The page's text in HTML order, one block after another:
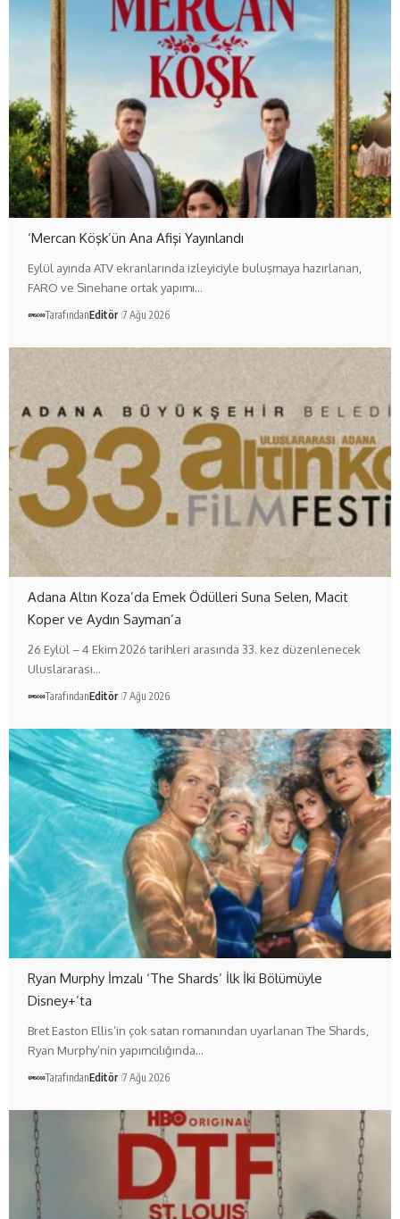
‘Mercan Köşk’ün Ana Afişi Yayınlandı
Eylül ayında ATV ekranlarında izleyiciyle buluşmaya hazırlanan,
FARO ve Sinehane ortak yapımı…
TarafındanEditör 7 Ağu 2026
Adana Altın Koza’da Emek Ödülleri Suna Selen, Macit
Koper ve Aydın Sayman’a
26 Eylül – 4 Ekim 2026 tarihleri arasında 33. kez düzenlenecek
Uluslararası…
TarafındanEditör 7 Ağu 2026
Ryan Murphy İmzalı ‘The Shards’ İlk İki Bölümüyle
Disney+’ta
Bret Easton Ellis’in çok satan romanından uyarlanan The Shards,
Ryan Murphy’nin yapımcılığında…
TarafındanEditör 7 Ağu 2026